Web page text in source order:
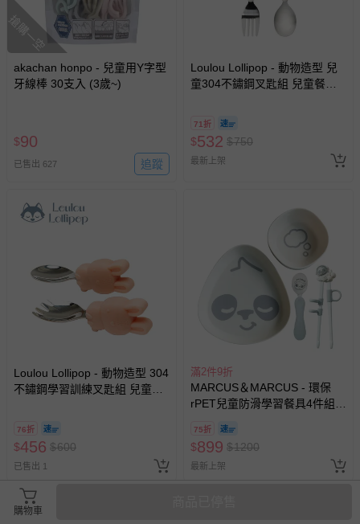
搶購一空
akachan honpo - 兒童用Y字型
牙線棒 30支入 (3歲~)
$90
已售出 627 追蹤
Loulou Lollipop - 動物造型 兒
童304不鏽鋼叉匙組 兒童餐具-
71折
$532 $750
最新上架
Loulou Lollipop - 動物造型 304
不鏽鋼學習訓練叉匙組 兒童餐
76折
$456 $600
已售出 1
滿2件9折
MARCUS＆MARCUS - 環保
rPET兒童防滑學習餐具4件組-
75折
$899 $1200
最新上架
購物車